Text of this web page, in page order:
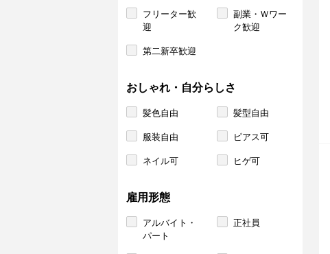
フリーター歓
迎
副業・Ｗワー
ク歓迎
第二新卒歓迎
おしゃれ・自分らしさ
髪色自由 髪型自由
服装自由 ピアス可
ネイル可 ヒゲ可
雇用形態
アルバイト・
パート
正社員